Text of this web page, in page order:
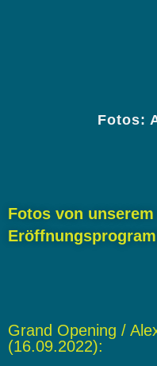
Fotos:
Fotos von unserem
Grand Opening /
(16.09.2022):